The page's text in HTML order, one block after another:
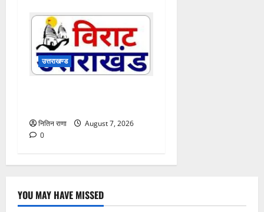
उत्तराखण्ड
नितिन राणा
August 7, 2026
0
YOU MAY HAVE MISSED